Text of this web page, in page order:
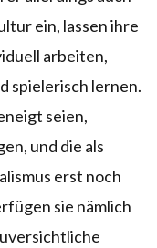
ein, lassen ihre
arbeiten,
spielerisch lernen.
seien,
und die als
erst noch
sie nämlich